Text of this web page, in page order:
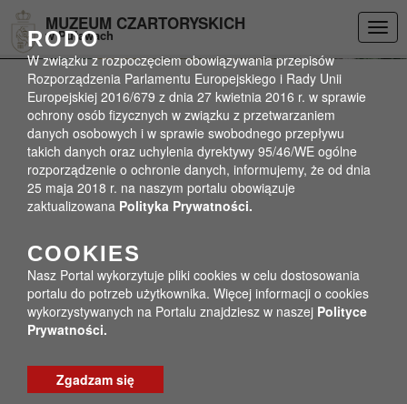
DEKLARACJA DOSTĘPNOŚCI
MUZEUM CZARTORYSKICH
w Puławach
RODO
W związku z rozpoczęciem obowiązywania przepisów
Rozporządzenia Parlamentu Europejskiego i Rady Unii
Europejskiej 2016/679 z dnia 27 kwietnia 2016 r. w sprawie
ochrony osób fizycznych w związku z przetwarzaniem
danych osobowych i w sprawie swobodnego przepływu
takich danych oraz uchylenia dyrektywy 95/46/WE ogólne
rozporządzenie o ochronie danych, informujemy, że od dnia
25 maja 2018 r. na naszym portalu obowiązuje
zaktualizowana Polityka Prywatności.
COOKIES
Nasz Portal wykorzytuje pliki cookies w celu dostosowania
portalu do potrzeb użytkownika. Więcej informacji o cookies
wykorzystywanych na Portalu znajdziesz w naszej Polityce
Prywatności.
Zgadzam się